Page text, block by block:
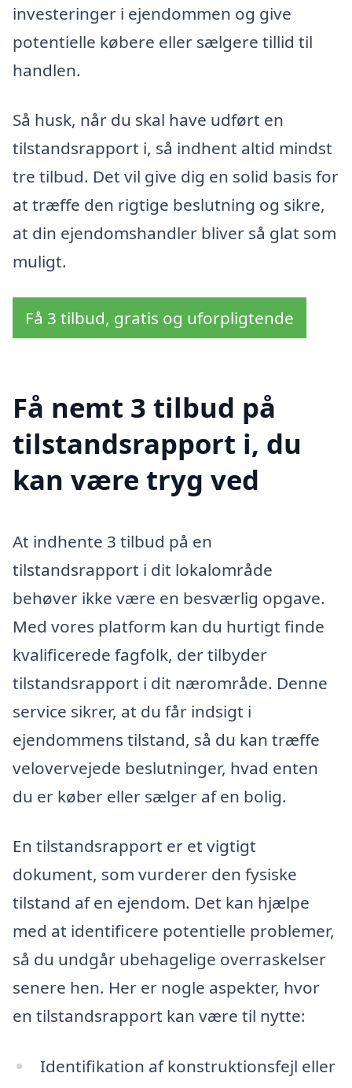
investeringer i ejendommen og give
potentielle købere eller sælgere tillid til
handlen.
Så husk, når du skal have udført en
tilstandsrapport i, så indhent altid mindst
tre tilbud. Det vil give dig en solid basis for
at træffe den rigtige beslutning og sikre,
at din ejendomshandler bliver så glat som
muligt.
Få 3 tilbud, gratis og uforpligtende
Få nemt 3 tilbud på
tilstandsrapport i, du
kan være tryg ved
At indhente 3 tilbud på en
tilstandsrapport i dit lokalområde
behøver ikke være en besværlig opgave.
Med vores platform kan du hurtigt finde
kvalificerede fagfolk, der tilbyder
tilstandsrapport i dit nærområde. Denne
service sikrer, at du får indsigt i
ejendommens tilstand, så du kan træffe
velovervejede beslutninger, hvad enten
du er køber eller sælger af en bolig.
En tilstandsrapport er et vigtigt
dokument, som vurderer den fysiske
tilstand af en ejendom. Det kan hjælpe
med at identificere potentielle problemer,
så du undgår ubehagelige overraskelser
senere hen. Her er nogle aspekter, hvor
en tilstandsrapport kan være til nytte:
Identifikation af konstruktionsfejl eller